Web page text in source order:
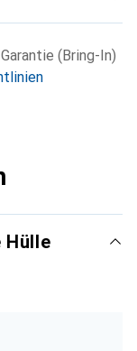
(Bring-In)
Hülle